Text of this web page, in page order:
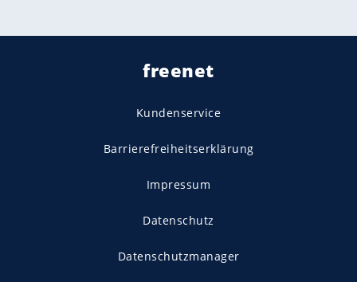
freenet
Kundenservice
Barrierefreiheitserklärung
Impressum
Datenschutz
Datenschutzmanager